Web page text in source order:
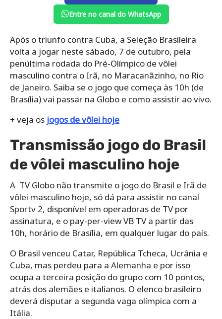
Entre no canal do WhatsApp
Após o triunfo contra Cuba, a Seleção Brasileira
volta a jogar neste sábado, 7 de outubro, pela
penúltima rodada do Pré-Olímpico de vôlei
masculino contra o Irã, no Maracanãzinho, no Rio
de Janeiro. Saiba se o jogo que começa às 10h (de
Brasília) vai passar na Globo e como assistir ao vivo.
+ veja os jogos de vôlei hoje
Transmissão jogo do Brasil
de vôlei masculino hoje
A TV Globo não transmite o jogo do Brasil e Irã de
vôlei masculino hoje, só dá para assistir no canal
Sportv 2, disponível em operadoras de TV por
assinatura, e o pay-per-view VB TV a partir das
10h, horário de Brasília, em qualquer lugar do país.
O Brasil venceu Catar, República Tcheca, Ucrânia e
Cuba, mas perdeu para a Alemanha e por isso
ocupa a terceira posição do grupo com 10 pontos,
atrás dos alemães e italianos. O elenco brasileiro
deverá disputar a segunda vaga olímpica com a
Itália.